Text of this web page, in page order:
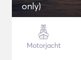
only)
Motorjacht